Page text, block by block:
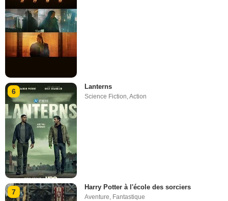
6
Lanterns
Science Fiction,Action
7
Harry Potter à l'école des sorciers
Aventure, Fantastique